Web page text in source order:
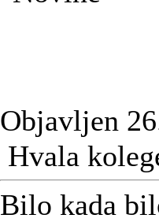
Objavljen
Hvala
Bilo kada